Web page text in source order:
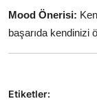
Mood Önerisi:
başarıda kendinizi
Etiketler: